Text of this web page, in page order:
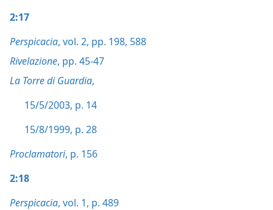
2:17
Perspicacia, vol. 2, pp. 198, 588
Rivelazione, pp. 45-47
La Torre di Guardia,
15/5/2003, p. 14
15/8/1999, p. 28
Proclamatori, p. 156
2:18
Perspicacia, vol. 1, p. 489